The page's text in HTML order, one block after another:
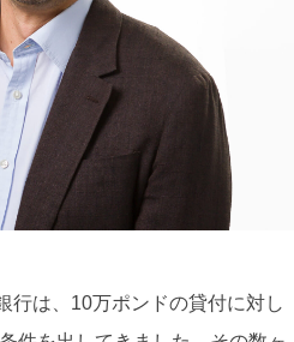
は、10万ポンドの貸付に対し